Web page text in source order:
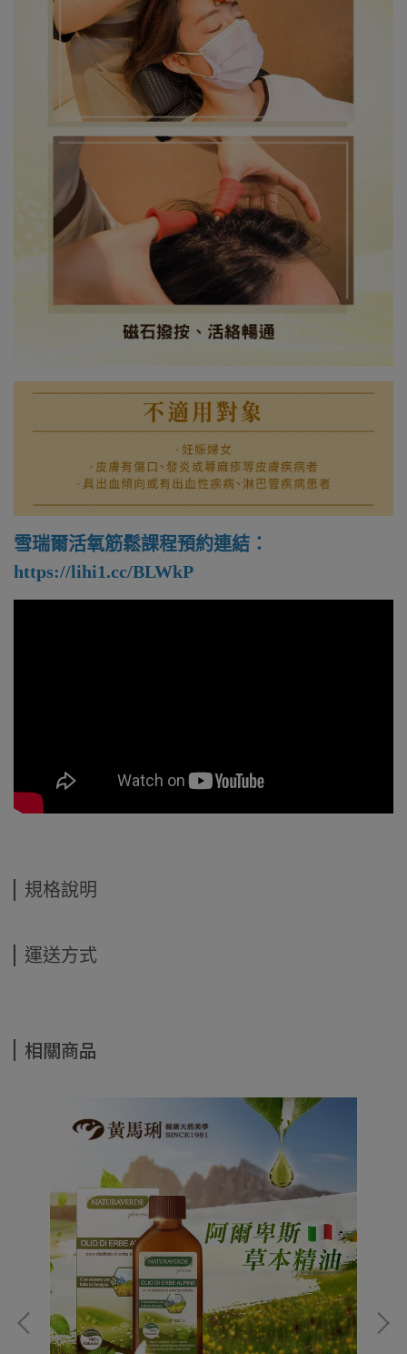
雪瑞爾活氧筋鬆課程預約連結：
https://lihi1.cc/BLWkP
規格說明
運送方式
相關商品